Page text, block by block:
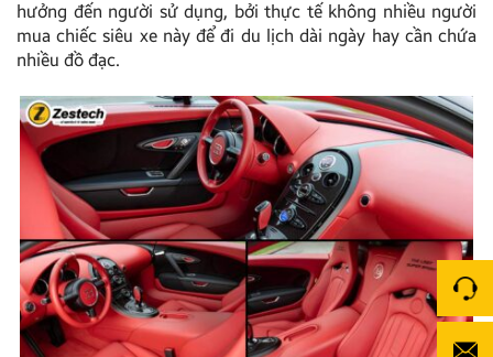
hưởng đến người sử dụng, bởi thực tế không nhiều người
mua chiếc siêu xe này để đi du lịch dài ngày hay cần chứa
nhiều đồ đạc.